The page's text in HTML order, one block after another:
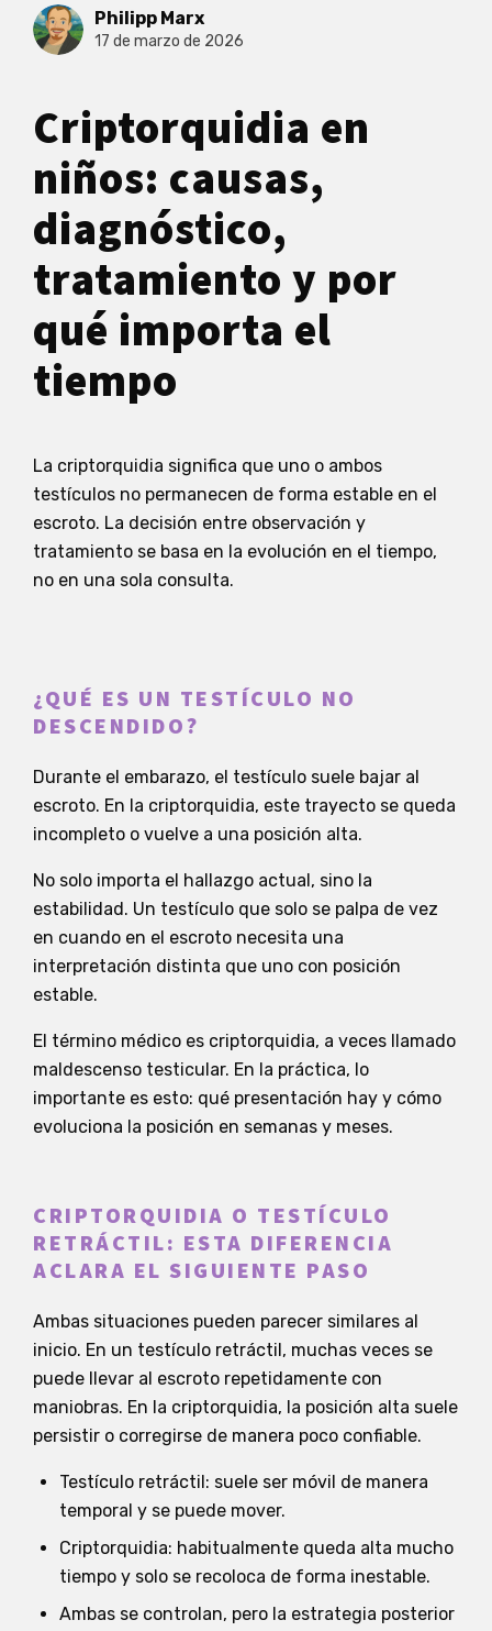
Philipp Marx
17 de marzo de 2026
Criptorquidia en
niños: causas,
diagnóstico,
tratamiento y por
qué importa el
tiempo
La criptorquidia significa que uno o ambos
testículos no permanecen de forma estable en el
escroto. La decisión entre observación y
tratamiento se basa en la evolución en el tiempo,
no en una sola consulta.
¿QUÉ ES UN TESTÍCULO NO
DESCENDIDO?
Durante el embarazo, el testículo suele bajar al
escroto. En la criptorquidia, este trayecto se queda
incompleto o vuelve a una posición alta.
No solo importa el hallazgo actual, sino la
estabilidad. Un testículo que solo se palpa de vez
en cuando en el escroto necesita una
interpretación distinta que uno con posición
estable.
El término médico es criptorquidia, a veces llamado
maldescenso testicular. En la práctica, lo
importante es esto: qué presentación hay y cómo
evoluciona la posición en semanas y meses.
CRIPTORQUIDIA O TESTÍCULO
RETRÁCTIL: ESTA DIFERENCIA
ACLARA EL SIGUIENTE PASO
Ambas situaciones pueden parecer similares al
inicio. En un testículo retráctil, muchas veces se
puede llevar al escroto repetidamente con
maniobras. En la criptorquidia, la posición alta suele
persistir o corregirse de manera poco confiable.
Testículo retráctil: suele ser móvil de manera
temporal y se puede mover.
Criptorquidia: habitualmente queda alta mucho
tiempo y solo se recoloca de forma inestable.
Ambas se controlan, pero la estrategia posterior